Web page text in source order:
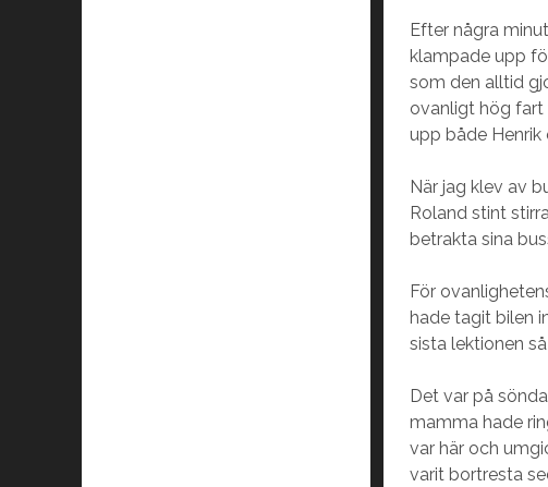
Efter några
klampade upp
som den alltid
ovanligt hög fart
upp både
När jag klev av
Roland stint
betrakta sina
För
hade tagit bilen
sista lektionen
Det var på
mamma hade
var här och
varit bortresta